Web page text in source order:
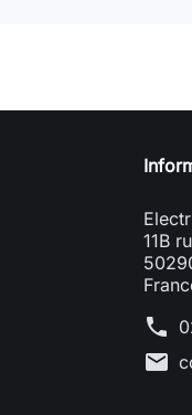
11B
phone
mail